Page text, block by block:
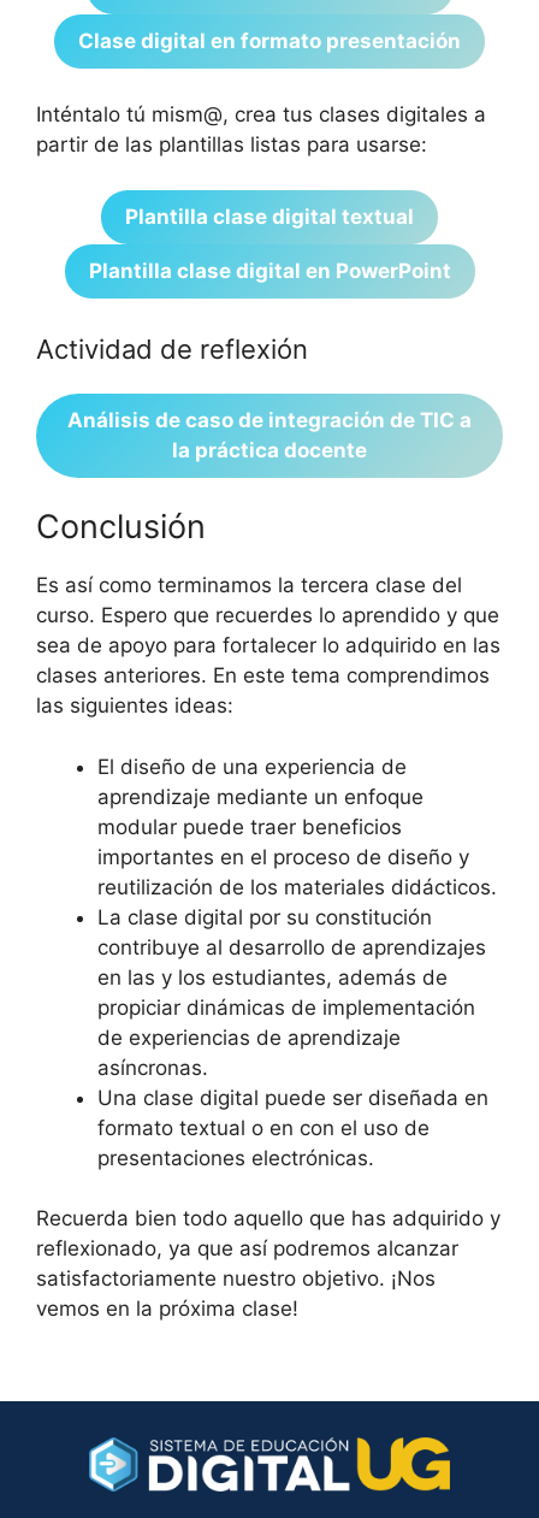
Clase digital en formato presentación
Inténtalo tú mism@, crea tus clases digitales a
partir de las plantillas listas para usarse:
Plantilla clase digital textual
Plantilla clase digital en PowerPoint
Actividad de reflexión
Análisis de caso de integración de TIC a
la práctica docente
Conclusión
Es así como terminamos la tercera clase del
curso. Espero que recuerdes lo aprendido y que
sea de apoyo para fortalecer lo adquirido en las
clases anteriores. En este tema comprendimos
las siguientes ideas:
El diseño de una experiencia de
aprendizaje mediante un enfoque
modular puede traer beneficios
importantes en el proceso de diseño y
reutilización de los materiales didácticos.
La clase digital por su constitución
contribuye al desarrollo de aprendizajes
en las y los estudiantes, además de
propiciar dinámicas de implementación
de experiencias de aprendizaje
asíncronas.
Una clase digital puede ser diseñada en
formato textual o en con el uso de
presentaciones electrónicas.
Recuerda bien todo aquello que has adquirido y
reflexionado, ya que así podremos alcanzar
satisfactoriamente nuestro objetivo. ¡Nos
vemos en la próxima clase!